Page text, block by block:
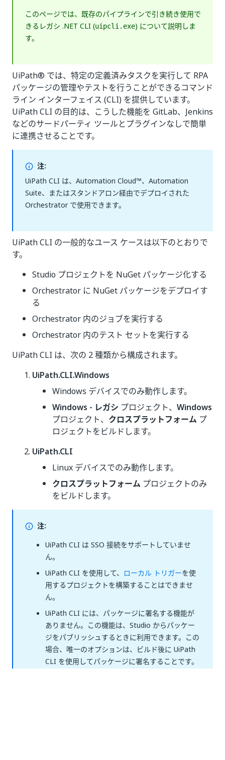
このページでは、既存のパイプラインで引き続き使用で
きるレガシ .NET CLI (uipcli.exe) について説明しま
す。
UiPath® では、特定の定義済みタスクを実行して RPA
パッケージの管理やテストを行うことができるコマンド
ライン インターフェイス (CLI) を提供しています。
UiPath CLI の目的は、こうした機能を GitLab、Jenkins
などのサードパーティ ツールとプラグインなしで簡単
に連携させることです。
注:
UiPath CLI は、Automation Cloud™、Automation
Suite、またはスタンドアロン経由でデプロイされた
Orchestrator で使用できます。
UiPath CLI の一般的なユース ケースは以下のとおりで
す。
Studio プロジェクトを NuGet パッケージ化する
Orchestrator に NuGet パッケージをデプロイす
る
Orchestrator 内のジョブを実行する
Orchestrator 内のテスト セットを実行する
UiPath CLI は、次の 2 種類から構成されます。
UiPath.CLI.Windows
Windows デバイスでのみ動作します。
Windows - レガシ プロジェクト、 Windows
プロジェクト、 クロスプラットフォーム プ
ロジェクトをビルドします。
UiPath.CLI
Linux デバイスでのみ動作します。
クロスプラットフォーム プロジェクトのみ
をビルドします。
注:
UiPath CLI は SSO 接続をサポートしていませ
ん。
UiPath CLI を使用して、 ローカル トリガーを使
用するプロジェクトを構築することはできませ
ん。
UiPath CLI には、パッケージに署名する機能が
ありません。この機能は、Studio からパッケー
ジをパブリッシュするときに利用できます。この
場合、唯一のオプションは、ビルド後に UiPath
CLI を使用してパッケージに署名することです。